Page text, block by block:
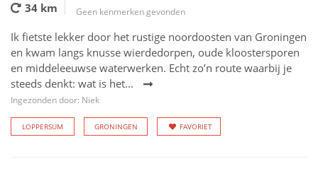
34 km Geen kenmerken gevonden
Ik fietste lekker door het rustige noordoosten van Groningen
en kwam langs knusse wierdedorpen, oude kloostersporen
en middeleeuwse waterwerken. Echt zo’n route waarbij je
steeds denkt: wat is het...
Ingezonden door: Niek
LOPPERSUM GRONINGEN FAVORIET